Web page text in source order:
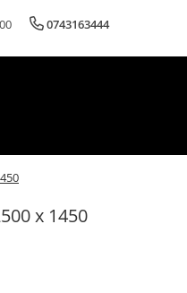
0743163444
x 1450